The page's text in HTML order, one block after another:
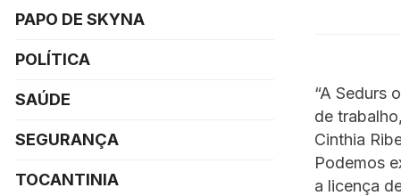
“A Sedurs
de
Cinthia
Podemos
a licença
PAPO DE SKYNA
POLÍTICA
SAÚDE
SEGURANÇA
TOCANTINIA